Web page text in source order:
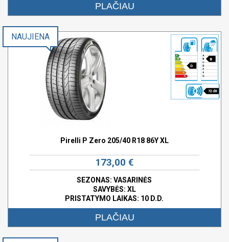
PLAČIAU
D
B
72 dB
NAUJIENA
Pirelli P Zero 205/40 R18 86Y XL
173,00 €
SEZONAS: VASARINĖS
SAVYBĖS: XL
PRISTATYMO LAIKAS: 10 D.D.
PLAČIAU